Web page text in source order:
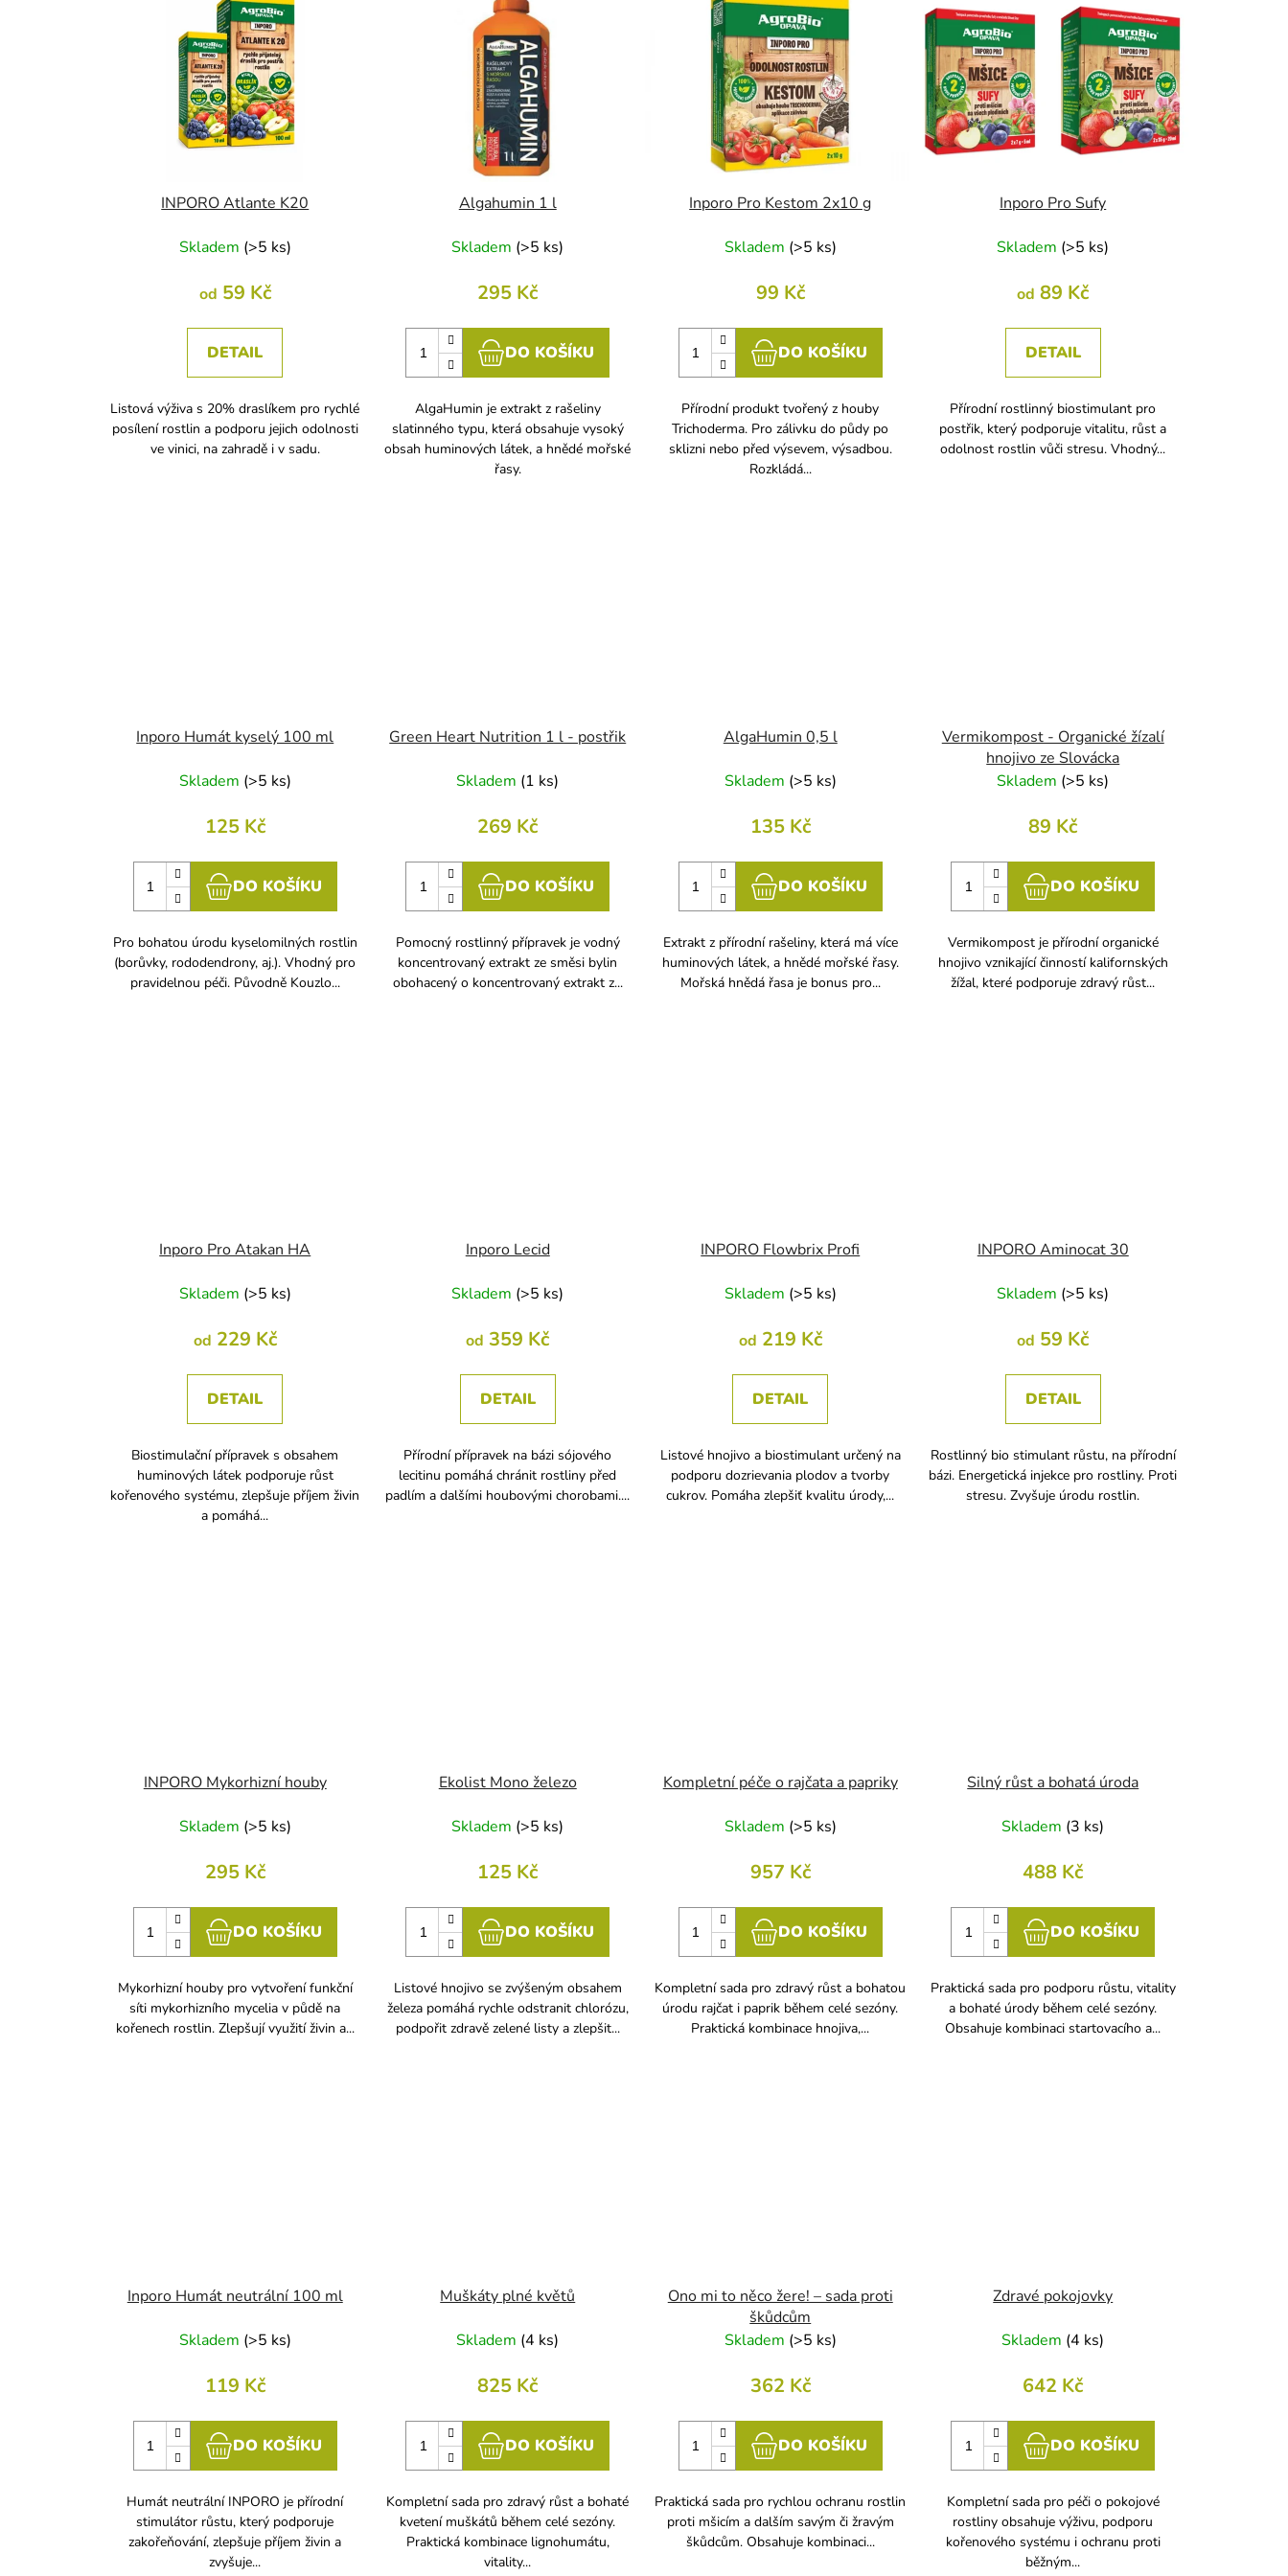
INPORO Atlante K20
Skladem (>5 ks)
od 59 Kč
DETAIL
Listová výživa s 20% draslíkem pro rychlé
posílení rostlin a podporu jejich odolnosti
ve vinici, na zahradě i v sadu.
Algahumin 1 l
Skladem (>5 ks)
295 Kč
DO KOŠÍKU
AlgaHumin je extrakt z rašeliny
slatinného typu, která obsahuje vysoký
obsah huminových látek, a hnědé mořské
řasy.
Inporo Pro Kestom 2x10 g
Skladem (>5 ks)
99 Kč
DO KOŠÍKU
Přírodní produkt tvořený z houby
Trichoderma. Pro zálivku do půdy po
sklizni nebo před výsevem, výsadbou.
Rozkládá...
Inporo Pro Sufy
Skladem (>5 ks)
od 89 Kč
DETAIL
Přírodní rostlinný biostimulant pro
postřik, který podporuje vitalitu, růst a
odolnost rostlin vůči stresu. Vhodný...
Inporo Humát kyselý 100 ml
Skladem (>5 ks)
125 Kč
DO KOŠÍKU
Pro bohatou úrodu kyselomilných rostlin
(borůvky, rododendrony, aj.). Vhodný pro
pravidelnou péči. Původně Kouzlo...
Green Heart Nutrition 1 l - postřik
Skladem (1 ks)
269 Kč
DO KOŠÍKU
Pomocný rostlinný přípravek je vodný
koncentrovaný extrakt ze směsi bylin
obohacený o koncentrovaný extrakt z...
AlgaHumin 0,5 l
Skladem (>5 ks)
135 Kč
DO KOŠÍKU
Extrakt z přírodní rašeliny, která má více
huminových látek, a hnědé mořské řasy.
Mořská hnědá řasa je bonus pro...
Vermikompost - Organické žízalí
hnojivo ze Slovácka
Skladem (>5 ks)
89 Kč
DO KOŠÍKU
Vermikompost je přírodní organické
hnojivo vznikající činností kalifornských
žížal, které podporuje zdravý růst...
Inporo Pro Atakan HA
Skladem (>5 ks)
od 229 Kč
DETAIL
Biostimulační přípravek s obsahem
huminových látek podporuje růst
kořenového systému, zlepšuje příjem živin
a pomáhá...
Inporo Lecid
Skladem (>5 ks)
od 359 Kč
DETAIL
Přírodní přípravek na bázi sójového
lecitinu pomáhá chránit rostliny před
padlím a dalšími houbovými chorobami....
INPORO Flowbrix Profi
Skladem (>5 ks)
od 219 Kč
DETAIL
Listové hnojivo a biostimulant určený na
podporu dozrievania plodov a tvorby
cukrov. Pomáha zlepšiť kvalitu úrody,...
INPORO Aminocat 30
Skladem (>5 ks)
od 59 Kč
DETAIL
Rostlinný bio stimulant růstu, na přírodní
bázi. Energetická injekce pro rostliny. Proti
stresu. Zvyšuje úrodu rostlin.
INPORO Mykorhizní houby
Skladem (>5 ks)
295 Kč
DO KOŠÍKU
Mykorhizní houby pro vytvoření funkční
síti mykorhizního mycelia v půdě na
kořenech rostlin. Zlepšují využití živin a...
Ekolist Mono železo
Skladem (>5 ks)
125 Kč
DO KOŠÍKU
Listové hnojivo se zvýšeným obsahem
železa pomáhá rychle odstranit chlorózu,
podpořit zdravě zelené listy a zlepšit...
Kompletní péče o rajčata a papriky
Skladem (>5 ks)
957 Kč
DO KOŠÍKU
Kompletní sada pro zdravý růst a bohatou
úrodu rajčat i paprik během celé sezóny.
Praktická kombinace hnojiva,...
Silný růst a bohatá úroda
Skladem (3 ks)
488 Kč
DO KOŠÍKU
Praktická sada pro podporu růstu, vitality
a bohaté úrody během celé sezóny.
Obsahuje kombinaci startovacího a...
Inporo Humát neutrální 100 ml
Skladem (>5 ks)
119 Kč
DO KOŠÍKU
Humát neutrální INPORO je přírodní
stimulátor růstu, který podporuje
zakořeňování, zlepšuje příjem živin a
zvyšuje...
Muškáty plné květů
Skladem (4 ks)
825 Kč
DO KOŠÍKU
Kompletní sada pro zdravý růst a bohaté
kvetení muškátů během celé sezóny.
Praktická kombinace lignohumátu,
vitality...
Ono mi to něco žere! – sada proti
škůdcům
Skladem (>5 ks)
362 Kč
DO KOŠÍKU
Praktická sada pro rychlou ochranu rostlin
proti mšicím a dalším savým či žravým
škůdcům. Obsahuje kombinaci...
Zdravé pokojovky
Skladem (4 ks)
642 Kč
DO KOŠÍKU
Kompletní sada pro péči o pokojové
rostliny obsahuje výživu, podporu
kořenového systému i ochranu proti
běžným...